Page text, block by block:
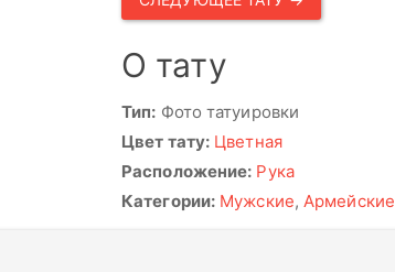
О тату
Тип: Фото татуировки
Цвет тату: Цветная
Расположение: Рука
Категории: Мужские,Армейские